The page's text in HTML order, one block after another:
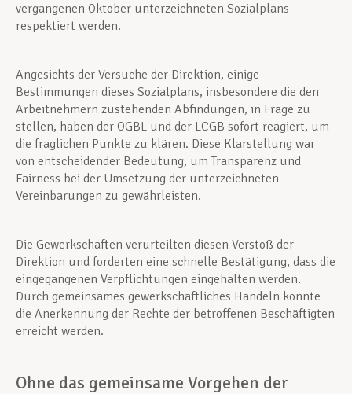
vergangenen Oktober unterzeichneten Sozialplans
respektiert werden.
Angesichts der Versuche der Direktion, einige
Bestimmungen dieses Sozialplans, insbesondere die den
Arbeitnehmern zustehenden Abfindungen, in Frage zu
stellen, haben der OGBL und der LCGB sofort reagiert, um
die fraglichen Punkte zu klären. Diese Klarstellung war
von entscheidender Bedeutung, um Transparenz und
Fairness bei der Umsetzung der unterzeichneten
Vereinbarungen zu gewährleisten.
Die Gewerkschaften verurteilten diesen Verstoß der
Direktion und forderten eine schnelle Bestätigung, dass die
eingegangenen Verpflichtungen eingehalten werden.
Durch gemeinsames gewerkschaftliches Handeln konnte
die Anerkennung der Rechte der betroffenen Beschäftigten
erreicht werden.
Ohne das gemeinsame Vorgehen der